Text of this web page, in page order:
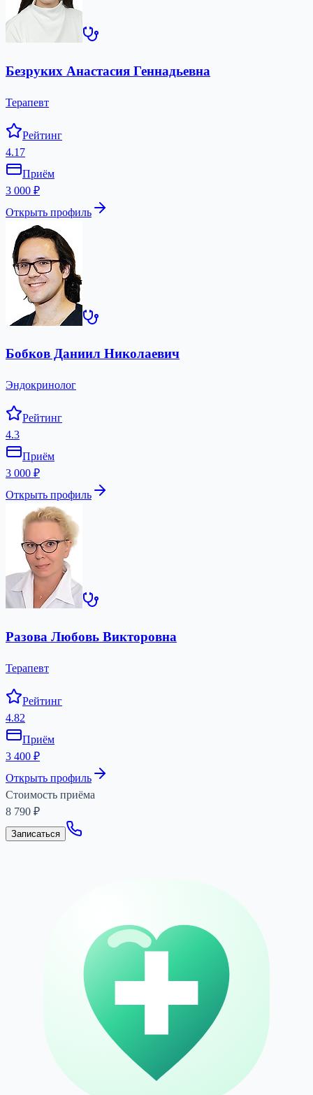
Безруких Анастасия Геннадьевна
Терапевт
Рейтинг
4.17
Приём
3 000 ₽
Открыть профиль
Бобков Даниил Николаевич
Эндокринолог
Рейтинг
4.3
Приём
3 000 ₽
Открыть профиль
Разова Любовь Викторовна
Терапевт
Рейтинг
4.82
Приём
3 400 ₽
Открыть профиль
Стоимость приёма
8 790 ₽
Записаться